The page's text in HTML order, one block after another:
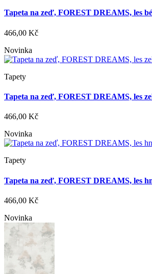
Tapeta na zeď, FOREST DREAMS, les
466,00 Kč
Novinka
Tapety
Tapeta na zeď, FOREST DREAMS, les
466,00 Kč
Novinka
Tapety
Tapeta na zeď, FOREST DREAMS, les
466,00 Kč
Novinka